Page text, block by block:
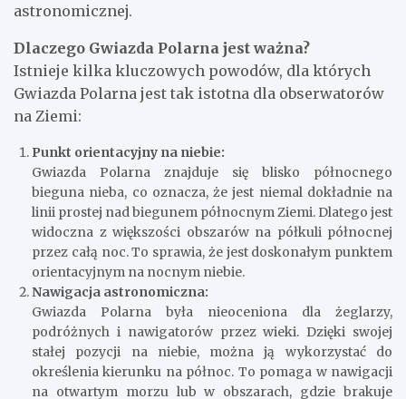
astronomicznej.
Dlaczego Gwiazda Polarna jest ważna?
Istnieje kilka kluczowych powodów, dla których
Gwiazda Polarna jest tak istotna dla obserwatorów
na Ziemi:
Punkt orientacyjny na niebie:
Gwiazda Polarna znajduje się blisko północnego
bieguna nieba, co oznacza, że ​​jest niemal dokładnie na
linii prostej nad biegunem północnym Ziemi. Dlatego jest
widoczna z większości obszarów na półkuli północnej
przez całą noc. To sprawia, że ​​jest doskonałym punktem
orientacyjnym na nocnym niebie.
Nawigacja astronomiczna:
Gwiazda Polarna była nieoceniona dla żeglarzy,
podróżnych i nawigatorów przez wieki. Dzięki swojej
stałej pozycji na niebie, można ją wykorzystać do
określenia kierunku na północ. To pomaga w nawigacji
na otwartym morzu lub w obszarach, gdzie brakuje